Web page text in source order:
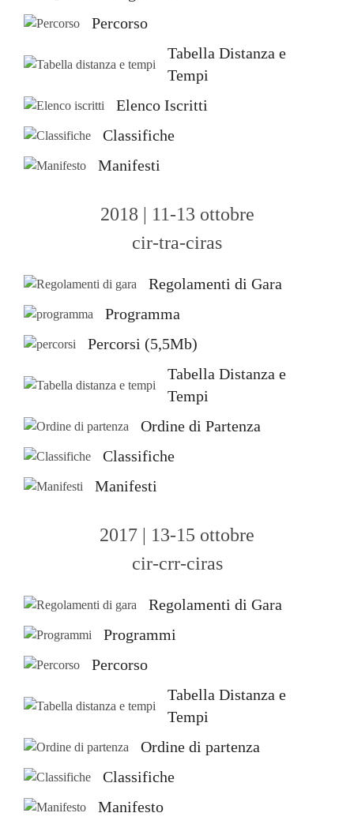
Percorso
Tabella Distanza e
Tempi
Elenco Iscritti
Classifiche
Manifesti
2018 | 11-13 ottobre
cir-tra-ciras
Regolamenti di Gara
Programma
Percorsi (5,5Mb)
Tabella Distanza e
Tempi
Ordine di Partenza
Classifiche
Manifesti
2017 | 13-15 ottobre
cir-crr-ciras
Regolamenti di Gara
Programmi
Percorso
Tabella Distanza e
Tempi
Ordine di partenza
Classifiche
Manifesto